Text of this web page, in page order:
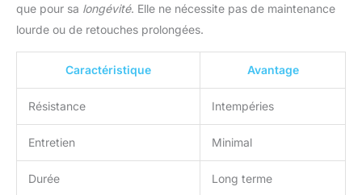
que pour sa longévité. Elle ne nécessite pas de maintenance
lourde ou de retouches prolongées.
Caractéristique Avantage
Résistance Intempéries
Entretien Minimal
Durée Long terme